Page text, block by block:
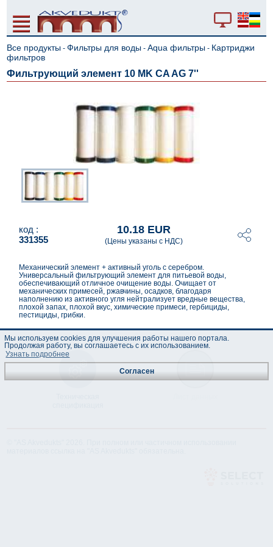
Все продукты -Фильтры для воды -Aqua фильтры - Картриджи
фильтров
Фильтрующий элемент 10 MK CA AG 7''
код :
331355
10.18 EUR
(Цены указаны с НДС)
Механический элемент + активный уголь с серебром.
Универсальный фильтрующий элемент для питьевой воды,
обеспечивающий отличное очищение воды. Очищает от
механических примесей, ржавчины, осадков, благодаря
наполнению из активного угля нейтрализует вредные вещества,
плохой запах, плохой вкус, химические примеси, гербициды,
пестициды, грибки.
Мы используем cookies для улучшения работы нашего портала.
Продолжая работу, вы соглашаетесь с их использованием.
Узнать подробнее
Согласен